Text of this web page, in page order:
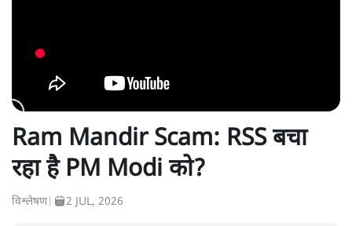
Ram Mandir Scam: RSS बचा
रहा है PM Modi को?
विश्लेषण| 2 JUL, 2026